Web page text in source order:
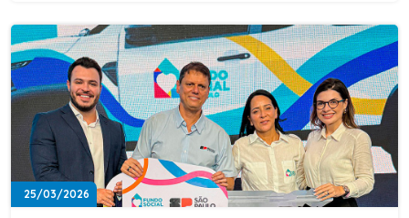
25/03/2026